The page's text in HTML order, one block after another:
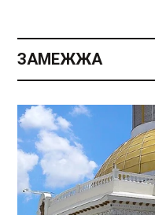
ЗАМЕЖЖА